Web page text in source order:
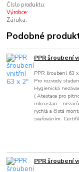
Číslo produktu:
Výrobce:
Záruka:
Podobné
PPR šroubení
PPR šroubení 63
Pro rozvody
Hygienická
( Atestace pro
inkrustaci -
rychlá a čistá
svařováním.
PPR šroubení